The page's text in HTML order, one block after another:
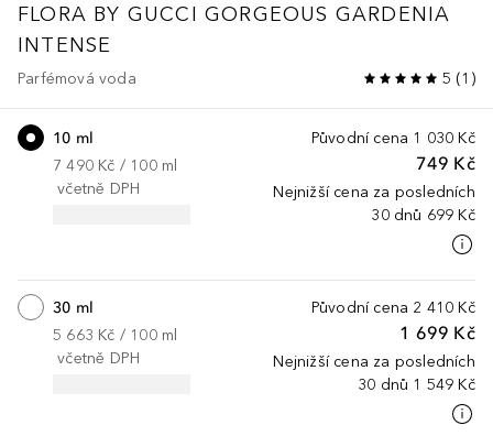
FLORA BY GUCCI GORGEOUS GARDENIA
INTENSE
Parfémová voda 5 (1 )
Původní cena 1 030 Kč
749 Kč
Nejnižší cena za posledních
30 dnů 699 Kč
10 ml
7 490 Kč / 100 ml
včetně DPH
Původní cena 2 410 Kč
1 699 Kč
Nejnižší cena za posledních
30 dnů 1 549 Kč
30 ml
5 663 Kč / 100 ml
včetně DPH